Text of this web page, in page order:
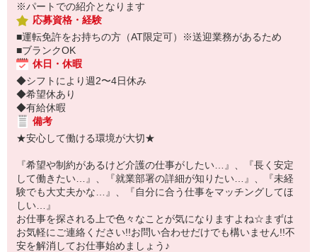
※パートでの紹介となります
応募資格・経験
■運転免許をお持ちの方（AT限定可）※送迎業務があるため
■ブランクOK
休日・休暇
◆シフトにより週2〜4日休み
◆希望休あり
◆有給休暇
備考
★安心して働ける環境が大切★
『希望や制約があるけど介護の仕事がしたい…』、『長く安定
して働きたい…』、『就業部署の詳細が知りたい…』、『未経
験でも大丈夫かな…』、『自分に合う仕事をマッチングしてほ
しい…』
お仕事を探される上で色々なことが気になりますよね☆まずは
お気軽にご連絡ください!!お問い合わせだけでも構いません!!不
安を解消してお仕事始めましょう♪